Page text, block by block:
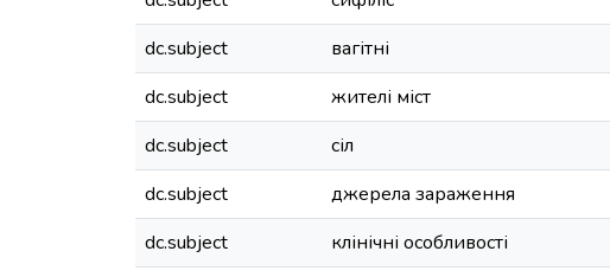
dc.subject
вагітні
dc.subject
жителі міст
dc.subject
сіл
dc.subject
джерела зараження
dc.subject
клінічні особливості